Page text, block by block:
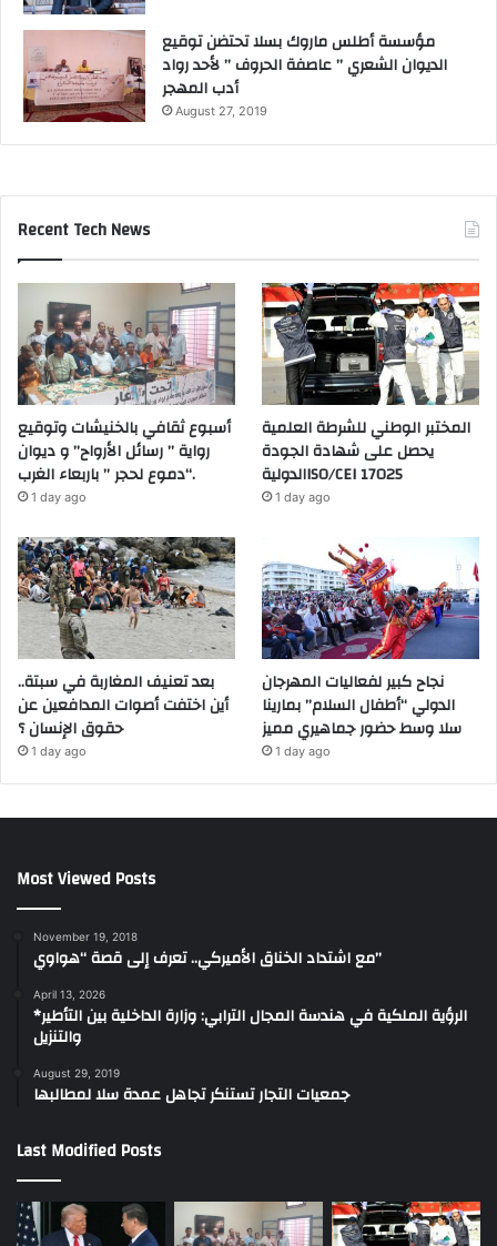
مؤسسة أطلس ماروك بسلا تحتضن توقيع
الديوان الشعري ” عاصفة الحروف ” لأحد رواد
أدب المهجر
August 27, 2019
Recent Tech News
أسبوع ثقافي بالخنيشات وتوقيع
رواية ” رسائل الأرواح” و ديوان
“دموع لحجر ” باربعاء الغرب.
1 day ago
المختبر الوطني للشرطة العلمية
يحصل على شهادة الجودة
الدوليةISO/CEI 17025
1 day ago
بعد تعنيف المغاربة في سبتة..
أين اختفت أصوات المدافعين عن
حقوق الإنسان ؟
1 day ago
نجاح كبير لفعاليات المهرجان
الدولي “أطفال السلام” بمارينا
سلا وسط حضور جماهيري مميز
1 day ago
Most Viewed Posts
November 19, 2018
مع اشتداد الخناق الأميركي.. تعرف إلى قصة “هواوي”
April 13, 2026
*الرؤية الملكية في هندسة المجال الترابي: وزارة الداخلية بين التأطير
والتنزيل
August 29, 2019
جمعيات التجار تستنكر تجاهل عمدة سلا لمطالبها
Last Modified Posts